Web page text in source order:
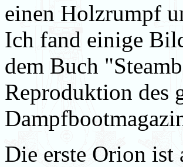
einen Holzrumpf
Ich fand einige
dem Buch
Reproduktion des
Die erste Orion ist